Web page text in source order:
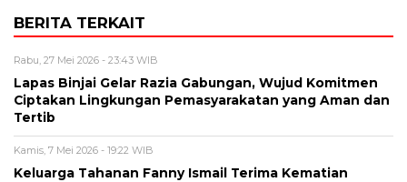
BERITA TERKAIT
Rabu, 27 Mei 2026 - 23:43 WIB
Lapas Binjai Gelar Razia Gabungan, Wujud Komitmen
Ciptakan Lingkungan Pemasyarakatan yang Aman dan
Tertib
Kamis, 7 Mei 2026 - 19:22 WIB
Keluarga Tahanan Fanny Ismail Terima Kematian